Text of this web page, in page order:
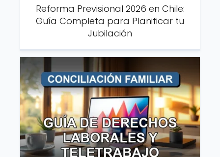
Reforma Previsional 2026 en Chile:
Guía Completa para Planificar tu
Jubilación